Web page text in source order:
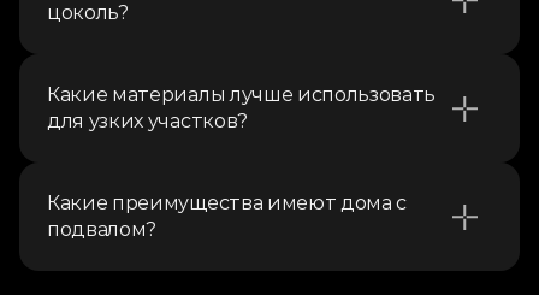
цоколь?
Какие материалы лучше использовать
для узких участков?
Какие преимущества имеют дома с
подвалом?